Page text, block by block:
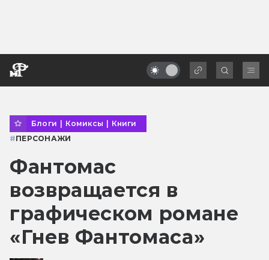
Блоги | Комиксы | Книги
#ПЕРСОНАЖИ
Фантомас
возвращается в
графическом романе
«Гнев Фантомаса»